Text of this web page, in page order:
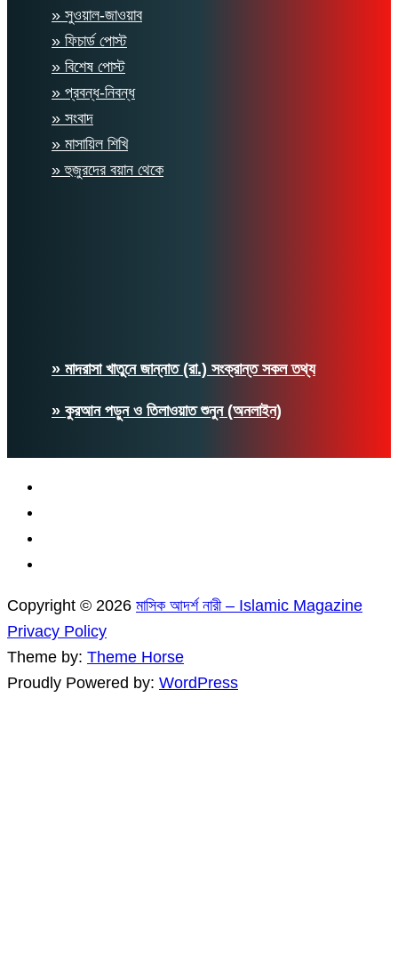
» সুওয়াল-জাওয়াব
» ফিচার্ড পোস্ট
» বিশেষ পোস্ট
» প্রবন্ধ-নিবন্ধ
» সংবাদ
» মাসায়িল শিখি
» হুজুরদের বয়ান থেকে
» মাদরাসা খাতুনে জান্নাত (রা.) সংক্রান্ত সকল তথ্য
» কুরআন পড়ুন ও তিলাওয়াত শুনুন (অনলাইন)
Copyright © 2026 মাসিক আদর্শ নারী – Islamic Magazine
Privacy Policy
Theme by: Theme Horse
Proudly Powered by: WordPress